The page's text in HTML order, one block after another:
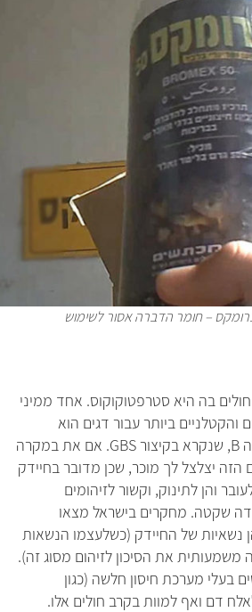
– חומר הדברה אסור לשימוש
בה היא סטרפטוקוקוס. אחד ממיני
והקטלניים ביותר עבור דגים הוא
הסטרפטוקוקוס מקבוצה B, שנקרא בקיצור GBS. אם את במקרה
הזה יצלצל לך מוכר, שכן מדובר בחיידק
והן לתינוק, וקשור לזיהומים
שקטה. מחקרים בישראל מצאו
הן נשאיות של החיידק (כשלעצמו הנשאות
את הסיכון לזיהום מסוג זה).
בעלי מערכת חיסון חלשה (כגון
דם ואף למוות בקרב חולים אלו.